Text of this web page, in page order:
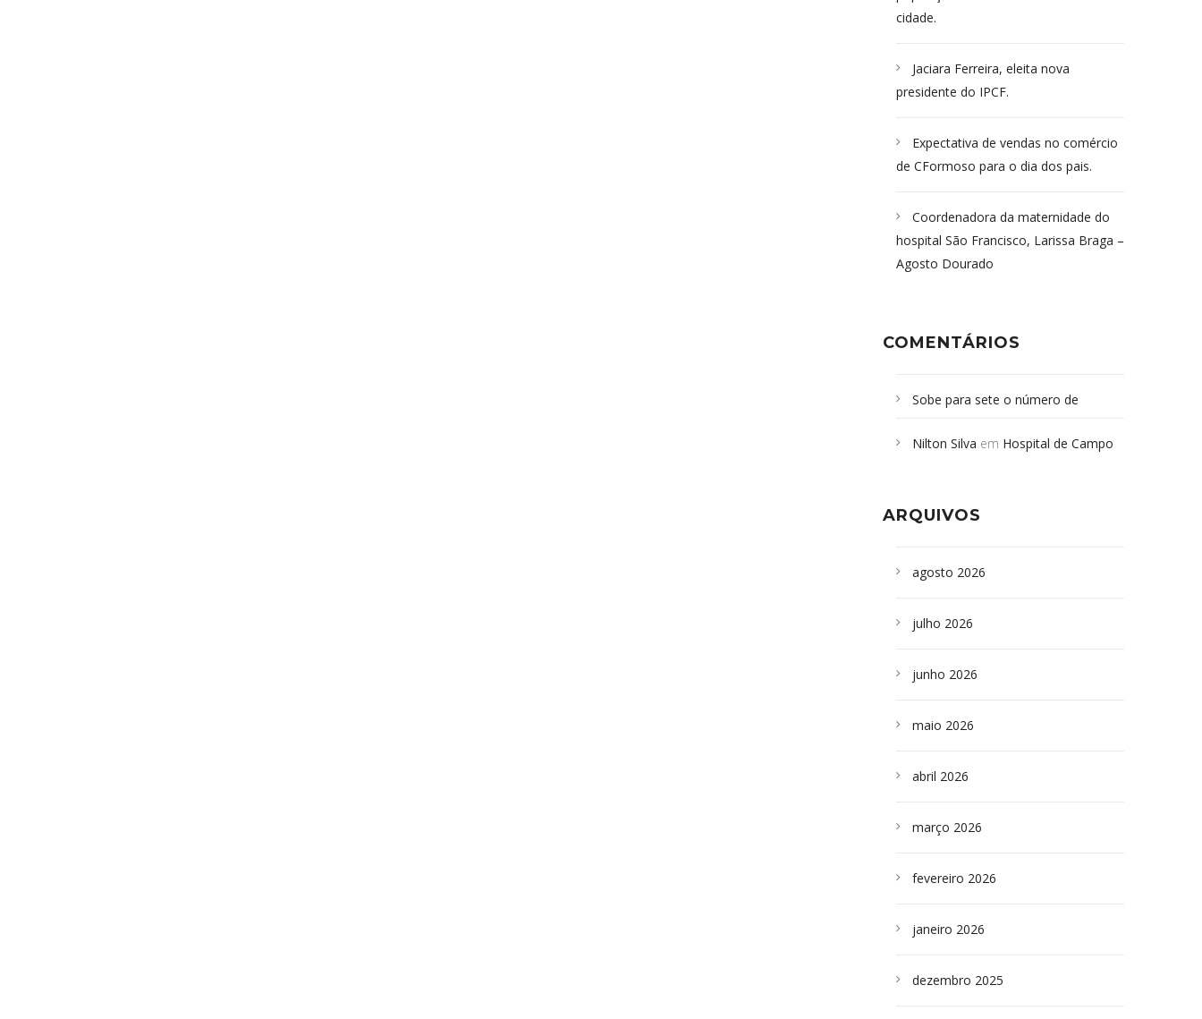
cidade.
Jaciara Ferreira, eleita nova
presidente do IPCF.
Expectativa de vendas no comércio
de CFormoso para o dia dos pais.
Coordenadora da maternidade do
hospital São Francisco, Larissa Braga –
Agosto Dourado
COMENTÁRIOS
Sobe para sete o número de
desabamento em São Paulo - Revista
sepultados em SP
Nilton Silva em Hospital de Campo
ARQUIVOS
agosto 2026
julho 2026
junho 2026
maio 2026
abril 2026
março 2026
fevereiro 2026
janeiro 2026
dezembro 2025